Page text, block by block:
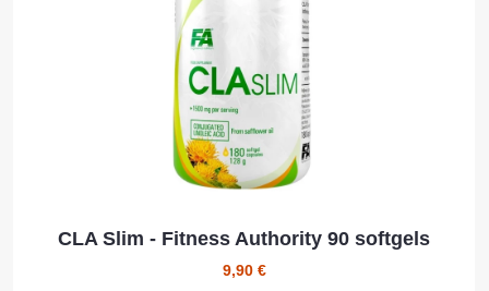
CLA Slim - Fitness Authority 90 softgels
9,90 €